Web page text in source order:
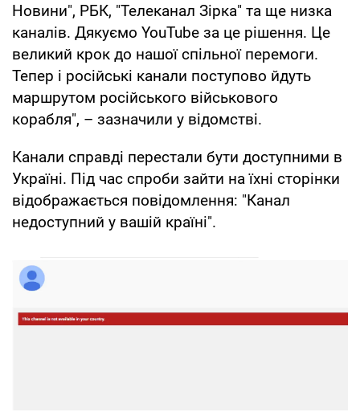
Новини", РБК, "Телеканал Зірка" та ще низка
каналів. Дякуємо YouTube за це рішення. Це
великий крок до нашої спільної перемоги.
Тепер і російські канали поступово йдуть
маршрутом російського військового
корабля", – зазначили у відомстві.
Канали справді перестали бути доступними в
Україні. Під час спроби зайти на їхні сторінки
відображається повідомлення: "Канал
недоступний у вашій країні".